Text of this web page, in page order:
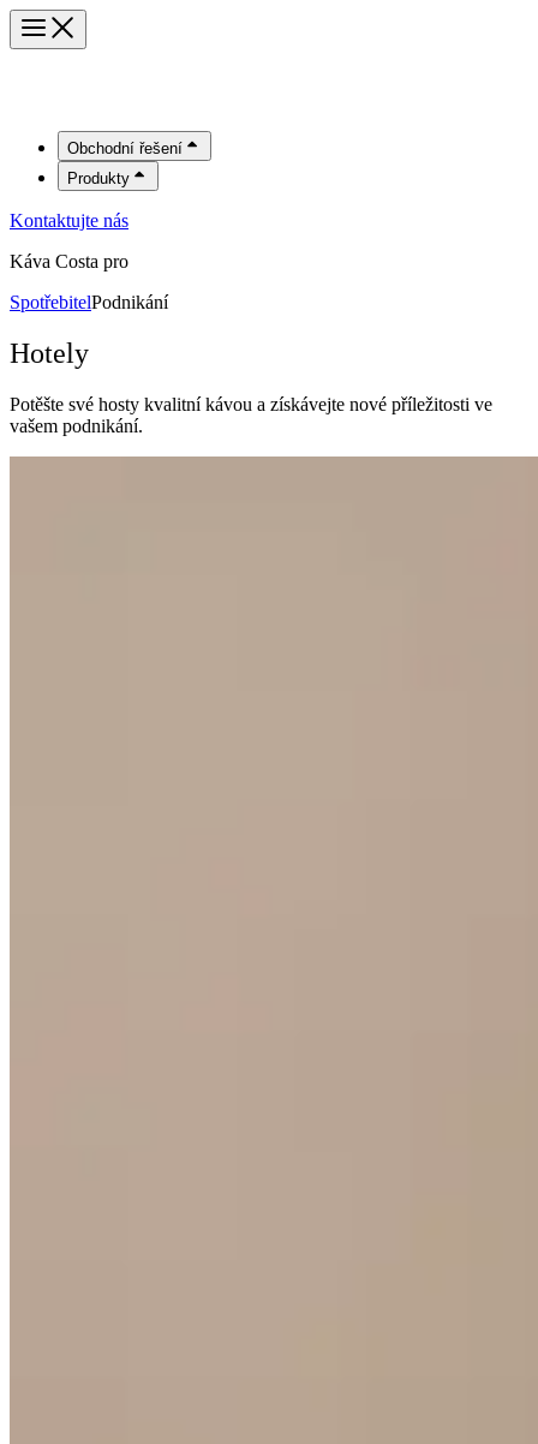
Obchodní řešení
Produkty
Kontaktujte nás
Káva Costa pro
SpotřebitelPodnikání
Hotely
Potěšte své hosty kvalitní kávou a získávejte nové příležitosti ve
vašem podnikání.